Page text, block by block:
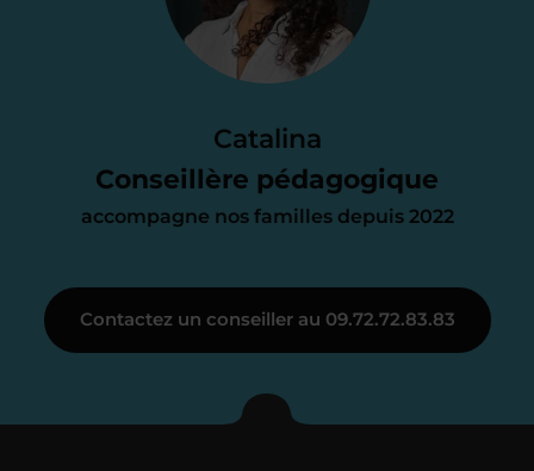
Catalina
Conseillère pédagogique
accompagne nos familles depuis 2022
d’accompagnement
parfait. À partir de maintenant nous
nous occupons de tout.
Je vous présente votre
enseignant sous 72
Contactez un conseiller au 09.72.72.83.83